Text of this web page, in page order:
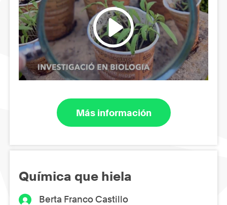
Más información
Química que hiela
Berta Franco Castillo